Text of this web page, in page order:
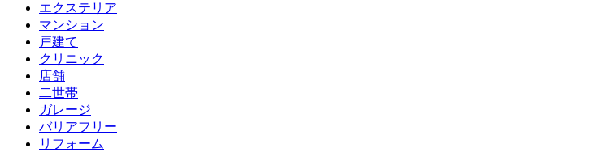
エクステリア
マンション
戸建て
クリニック
店舗
二世帯
ガレージ
バリアフリー
リフォーム